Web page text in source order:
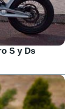
S y Ds